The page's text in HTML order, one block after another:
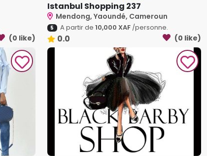
(0 like)
Istanbul Shopping 237
Mendong, Yaoundé, Cameroun
5 A partir de 10,000 XAF/personne.
0.0 (0 like)